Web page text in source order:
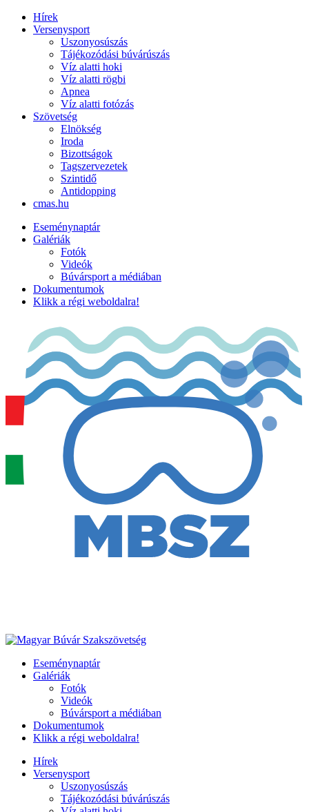
Hírek
Versenysport
Uszonyosúszás
Tájékozódási búvárúszás
Víz alatti hoki
Víz alatti rögbi
Apnea
Víz alatti fotózás
Szövetség
Elnökség
Iroda
Bizottságok
Tagszervezetek
Szintidő
Antidopping
cmas.hu
Eseménynaptár
Galériák
Fotók
Videók
Búvársport a médiában
Dokumentumok
Klikk a régi weboldalra!
Eseménynaptár
Galériák
Fotók
Videók
Búvársport a médiában
Dokumentumok
Klikk a régi weboldalra!
Hírek
Versenysport
Uszonyosúszás
Tájékozódási búvárúszás